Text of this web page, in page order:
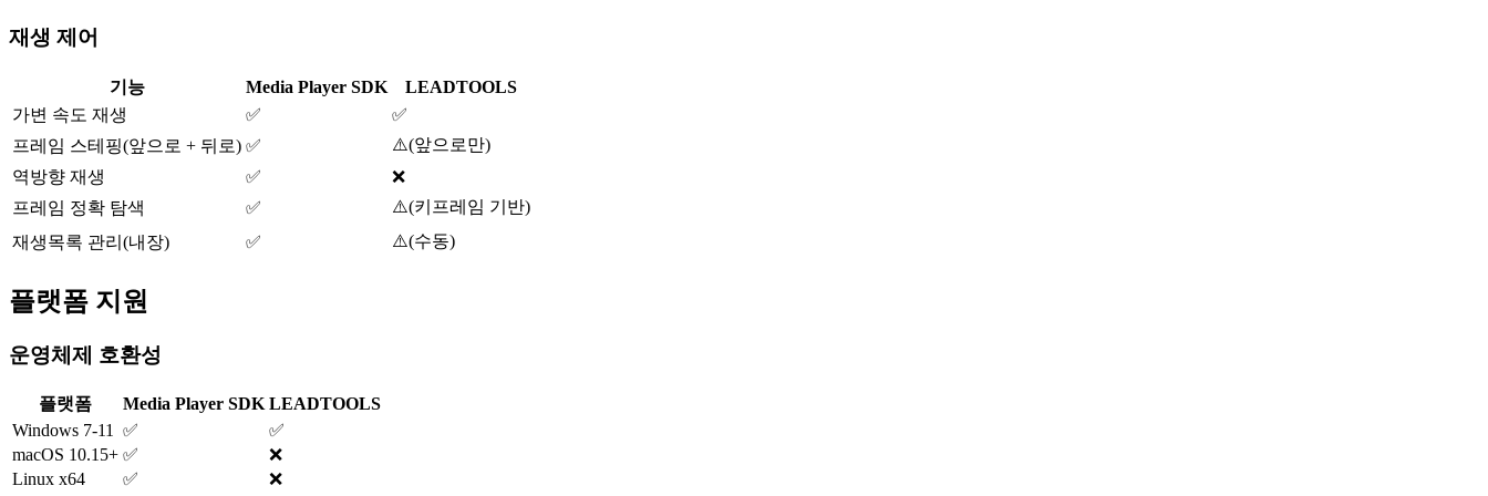
재생 제어
기능 Media Player SDK
LEADTOOLS
가변 속도 재생
✅
✅
프레임 스테핑(앞으로 + 뒤로) ✅ ⚠️(앞으로만)
역방향 재생
✅
❌
프레임 정확 탐색
✅ ⚠️(키프레임 기반)
재생목록 관리(내장)
✅ ⚠️(수동)
플랫폼 지원
운영체제 호환성
플랫폼 Media Player SDK LEADTOOLS
Windows 7-11
✅
✅
macOS 10.15+ ✅
❌
Linux x64
✅
❌